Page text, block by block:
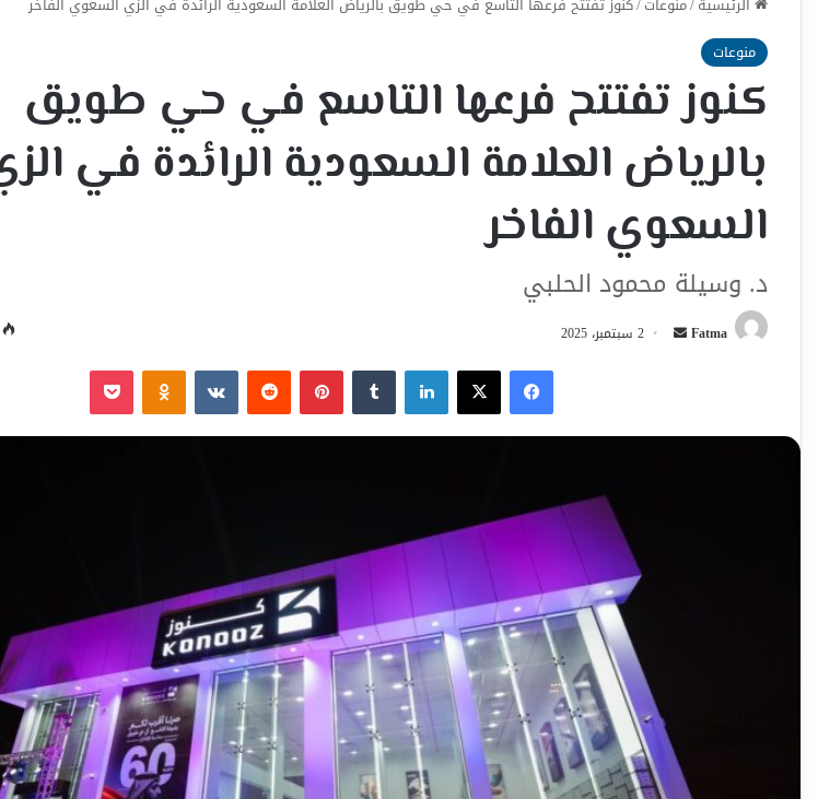
منوعات
كنوز تفتتح فرعها التاسع في حي طويق
بالرياض العلامة السعودية الرائدة في
السعوي الفاخر
د. وسيلة محمود الحلبي
Fatma
أرسل 2 سبتمبر، 2025
فيسبوك‫X لينكدإن بينتيريست Odnoklassniki
‫Pocket